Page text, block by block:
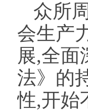
众所
会生产
展,全面
法》的
性,开始